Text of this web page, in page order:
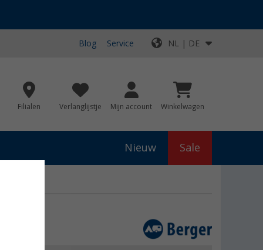
Blog Service NL | DE
Filialen Verlanglijstje Mijn account Winkelwagen
Nieuw Sale